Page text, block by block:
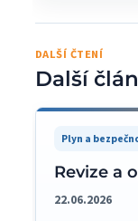
DALŠÍ ČTENÍ
Další
Plyn a
Revize a
22.06.2026